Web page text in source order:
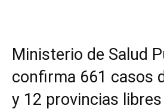
Ministerio de Salud
confirma 661 casos
y 12 provincias libres